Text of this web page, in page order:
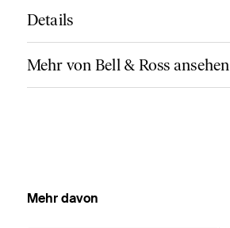
Details
Mehr von Bell & Ross ansehen
Mehr davon